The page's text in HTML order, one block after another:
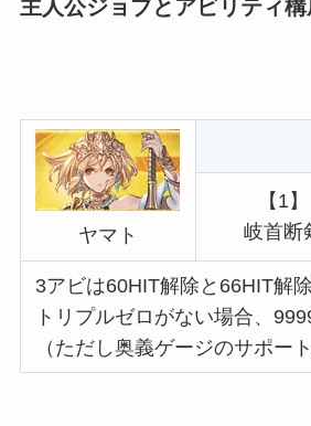
主人公ジョブとアビリティ構
ヤマト
【1】
岐首断
3アビは60HIT解除と66HIT解除
トリプルゼロがない場合、
（ただし奥義ゲージのサポー